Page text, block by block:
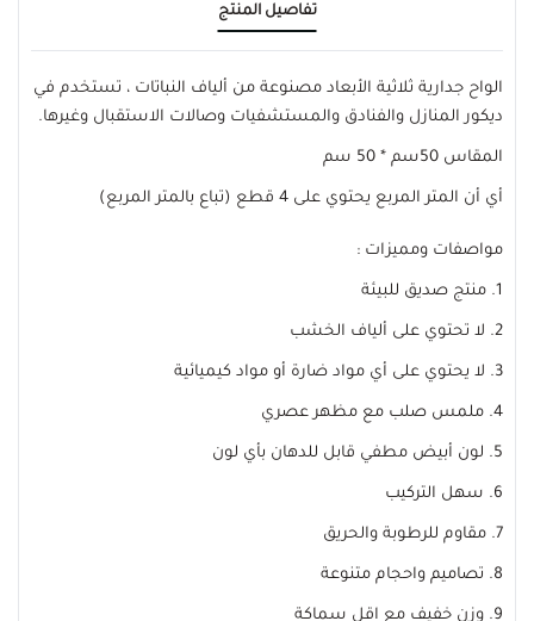
تفاصيل المنتج
الواح جدارية ثلاثية الأبعاد مصنوعة من ألياف النباتات ، تستخدم في
ديكور المنازل والفنادق والمستشفيات وصالات الاستقبال وغيرها.
المقاس 50سم * 50 سم
أي أن المتر المربع يحتوي على 4 قطع (تباع بالمتر المربع)
مواصفات ومميزات :
1. منتج صديق للبيئة
2. لا تحتوي على ألياف الخشب
3. لا يحتوي على أي مواد ضارة أو مواد كيميائية
4. ملمس صلب مع مظهر عصري
5. لون أبيض مطفي قابل للدهان بأي لون
6. سهل التركيب
7. مقاوم للرطوبة والحريق
8. تصاميم واحجام متنوعة
9. وزن خفيف مع اقل سماكة